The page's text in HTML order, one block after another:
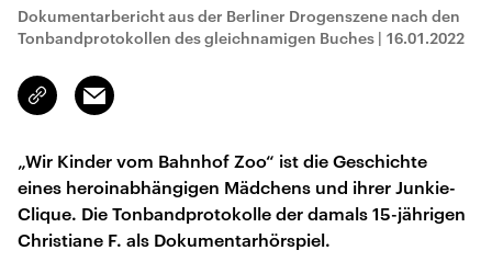
Dokumentarbericht aus der Berliner Drogenszene nach den
Tonbandprotokollen des gleichnamigen Buches | 16.01.2022
Link
kopieren/teilen
Email
„Wir Kinder vom Bahnhof Zoo“ ist die Geschichte
eines heroinabhängigen Mädchens und ihrer Junkie-
Clique. Die Tonbandprotokolle der damals 15-jährigen
Christiane F. als Dokumentarhörspiel.